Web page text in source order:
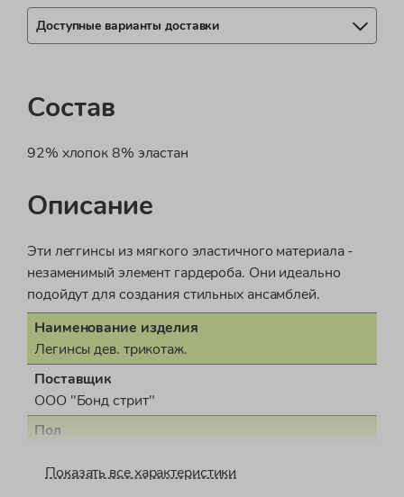
Доступные варианты доставки
Состав
92% хлопок 8% эластан
Описание
Эти леггинсы из мягкого эластичного материала -
незаменимый элемент гардероба. Они идеально
подойдут для создания стильных ансамблей.
Наименование изделия
Легинсы дев. трикотаж.
Поставщик
ООО "Бонд стрит"
Пол
Страна производства
Показать все характеристики